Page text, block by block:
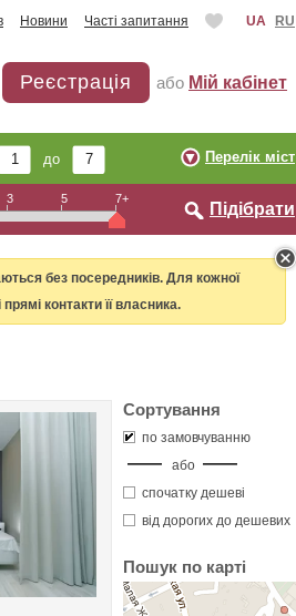
Новини Часті запитання UA RU
Реєстрація або Мій кабінет
до Перелік міст
3 5 7+
Підібрати
без посередників. Для кожної
контакти її власника.
Сортування
по замовчуванню
або
спочатку дешеві
від дорогих до дешевих
Пошук по карті